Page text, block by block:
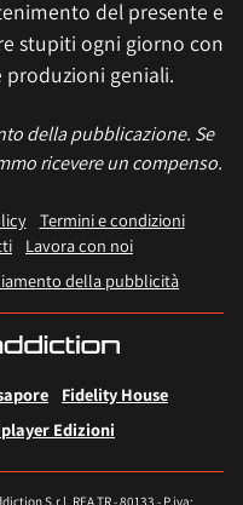
del presente e
stupiti ogni giorno con
produzioni geniali.
della pubblicazione. Se
ricevere un compenso.
Termini e condizioni
Lavora con noi
della pubblicità
Fidelity House
Edizioni
S.r.l. REA TR - 80133 - P.iva: